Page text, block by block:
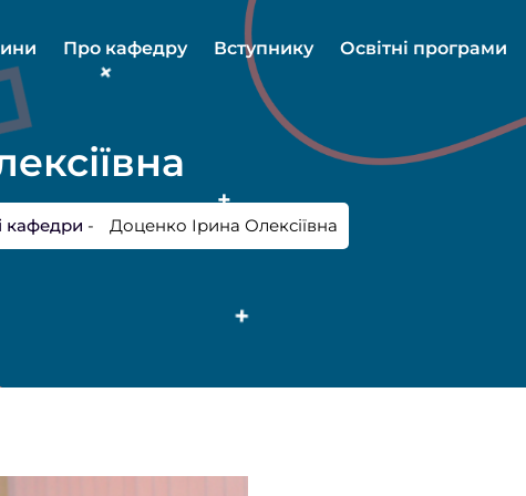
Про кафедру Вступнику Освітні програми
кафедри - Доценко Ірина Олексіївна